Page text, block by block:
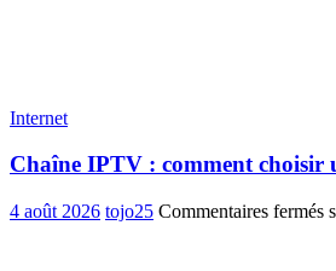
Internet
Chaîne IPTV : comment choisir
4 août 2026 tojo25 Commentaires fermés